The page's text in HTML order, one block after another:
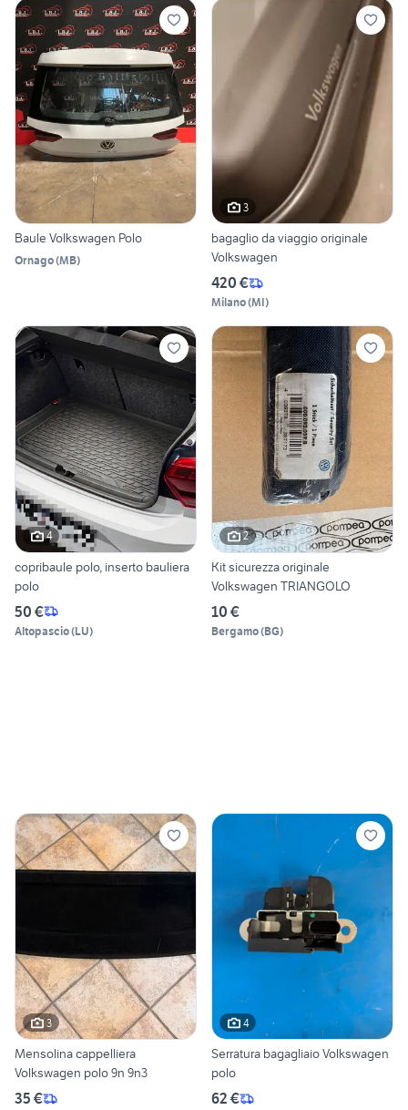
Baule Volkswagen Polo
Ornago(MB)
3
bagaglio da viaggio originale
Volkswagen
420 €
Milano(MI)
4
copribaule polo, inserto bauliera
polo
50 €
Altopascio(LU)
2
Kit sicurezza originale
Volkswagen TRIANGOLO
10 €
Bergamo(BG)
3
Mensolina cappelliera
Volkswagen polo 9n 9n3
35 €
4
Serratura bagagliaio Volkswagen
polo
62 €